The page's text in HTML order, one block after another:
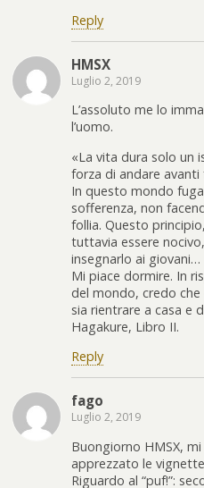
Reply
HMSX
Luglio 2, 2019
L’assoluto me lo
l’uomo.
«La vita dura solo un
forza di andare avanti
In questo mondo
sofferenza, non
follia. Questo
tuttavia essere
insegnarlo ai giovani…
Mi piace dormire. In
del mondo, credo
sia rientrare a casa e
Hagakure, Libro II.
Reply
fago
Luglio 2, 2019
Buongiorno HMSX,
apprezzato le
Riguardo al “puf!”: